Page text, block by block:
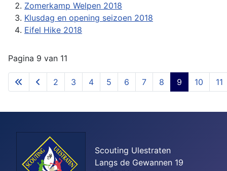
Zomerkamp Welpen 2018
Klusdag en opening seizoen 2018
Eifel Hike 2018
Pagina 9 van 11
2 3 4 5 6 7 8 9 10 11
Scouting Ulestraten
Langs de Gewannen 19